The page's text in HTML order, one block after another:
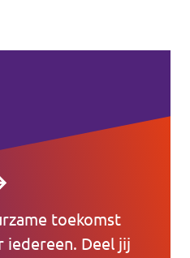
toekomst
Deel jij